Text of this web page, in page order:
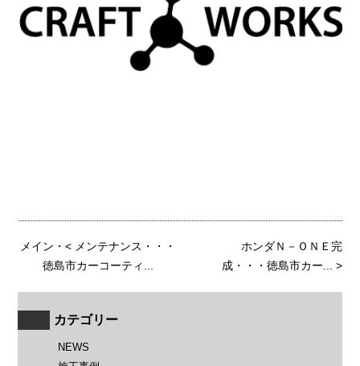
メイン ・< メンテナンス・・・
徳島市カーコーティ...
ホンダＮ－ＯＮＥ完
成・・・徳島市カー... >
カテゴリー
NEWS